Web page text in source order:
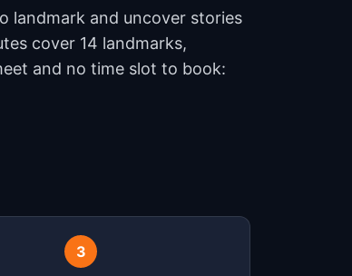
landmark and uncover stories
cover 14 landmarks,
and no time slot to book:
3